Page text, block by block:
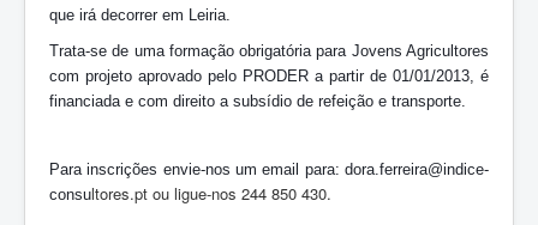
que irá decorrer em Leiria.
Trata-se de uma formação obrigatória para Jovens Agricultores
com projeto aprovado pelo PRODER a partir de 01/01/2013, é
financiada e com direito a subsídio de refeição e transporte.
Para inscrições envie-nos um email para: dora.ferreira@indice-
consultores.pt ou ligue-nos 244 850 430.